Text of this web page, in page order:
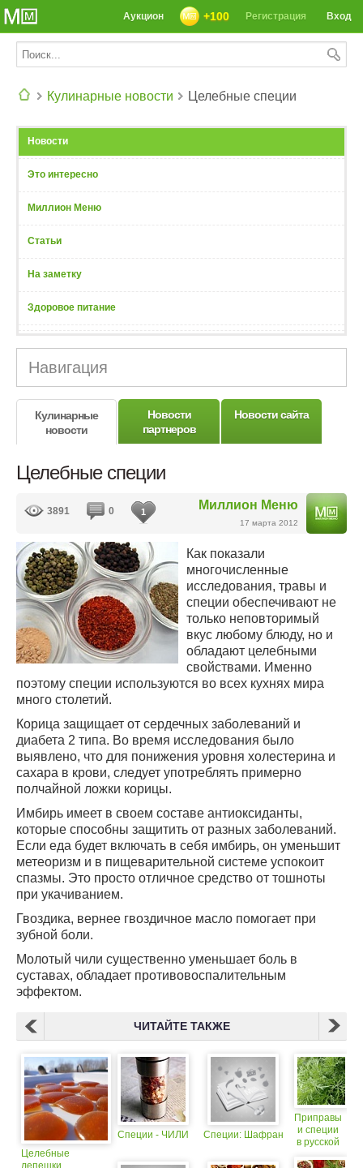
СЕГОДНЯ: 39142 РЕЦЕПТА
Вход
Регистрация
+100
Аукцион
Кулинарные новости Целебные специи
Новости
Это интересно
Миллион Меню
Статьи
На заметку
Здоровое питание
Навигация
Кулинарные
новости
Новости
партнеров
Новости сайта
Целебные специи
Миллион Меню
17 марта 2012
3891 0 1
Как показали
многочисленные
исследования, травы и
специи обеспечивают не
только неповторимый
вкус любому блюду, но и
обладают целебными
свойствами. Именно
поэтому специи используются во всех кухнях мира
много столетий.
Корица защищает от сердечных заболеваний и
диабета 2 типа. Во время исследования было
выявлено, что для понижения уровня холестерина и
сахара в крови, следует употреблять примерно
полчайной ложки корицы.
Имбирь имеет в своем составе антиоксиданты,
которые способны защитить от разных заболеваний.
Если еда будет включать в себя имбирь, он уменьшит
метеоризм и в пищеварительной системе успокоит
спазмы. Это просто отличное средство от тошноты
при укачиванием.
Гвоздика, вернее гвоздичное масло помогает при
зубной боли.
Молотый чили существенно уменьшает боль в
суставах, обладает противовоспалительным
эффектом.
ЧИТАЙТЕ ТАКЖЕ
Целебные
лепешки.
Специи - ЧИЛИ Специи: Шафран
Приправы
и специи
в русской